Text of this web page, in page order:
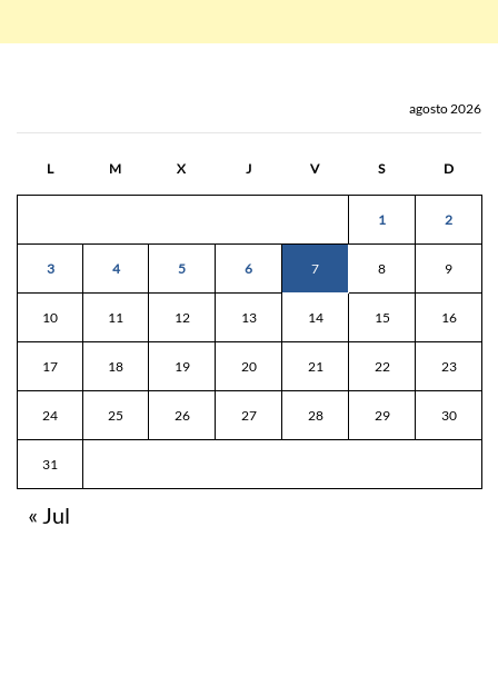
agosto 2026
L M X J V S D
1 2
3 4 5 6 7 8 9
10 11 12 13 14 15 16
17 18 19 20 21 22 23
24 25 26 27 28 29 30
31
« Jul